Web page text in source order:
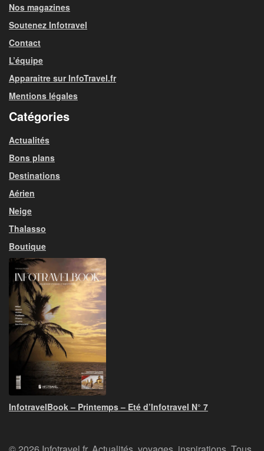
Nos magazines
Soutenez Infotravel
Contact
L’équipe
Apparaitre sur InfoTravel.fr
Mentions légales
Catégories
Actualités
Bons plans
Destinations
Aérien
Neige
Thalasso
Boutique
InfotravelBook – Printemps – Eté d’Infotravel N° 7